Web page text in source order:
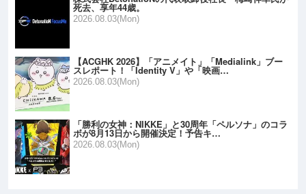
死去、享年44歳。
2026.08.03(Mon)
【ACGHK 2026】「アニメイト」「Medialink」ブー
スレポート！「Identity V」や「映画…
2026.08.03(Mon)
「勝利の女神：NIKKE」と30周年「ペルソナ」のコラ
ボが8月13日から開催決定！予告キ…
2026.08.03(Mon)